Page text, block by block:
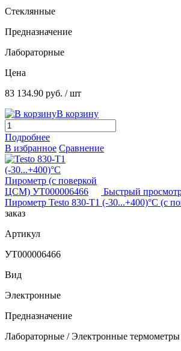
Стеклянные
Предназначение
Лабораторные
Цена
83 134.90 руб. / шт
В корзину
Подробнее
В избранное Сравнение
Быстрый
Пирометр Testo 830-T1 (-30...+400)°С (с
заказ
Артикул
УТ000006466
Вид
Электронные
Предназначение
Лабораторные / Электронные термометры